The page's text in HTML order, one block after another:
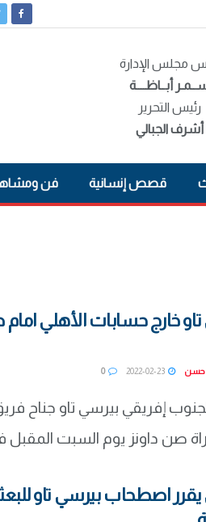
مجلس الإدارة
أبــاظــــة
رئيس التحرير
أشرف الجبالي
قصص إنسانية فن
خارج حسابات الأهلي
حسن 2022-02-23
0
إفريقي بيرسي تاو جناح فريق
صن داونز يوم السبت المقبل
يقرر اصطحاب بيرسي تاو